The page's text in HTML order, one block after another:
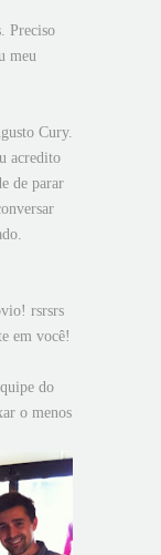
Preciso
meu
Cury.
acredito
de parar
rsrsrs
em você!
do
o menos